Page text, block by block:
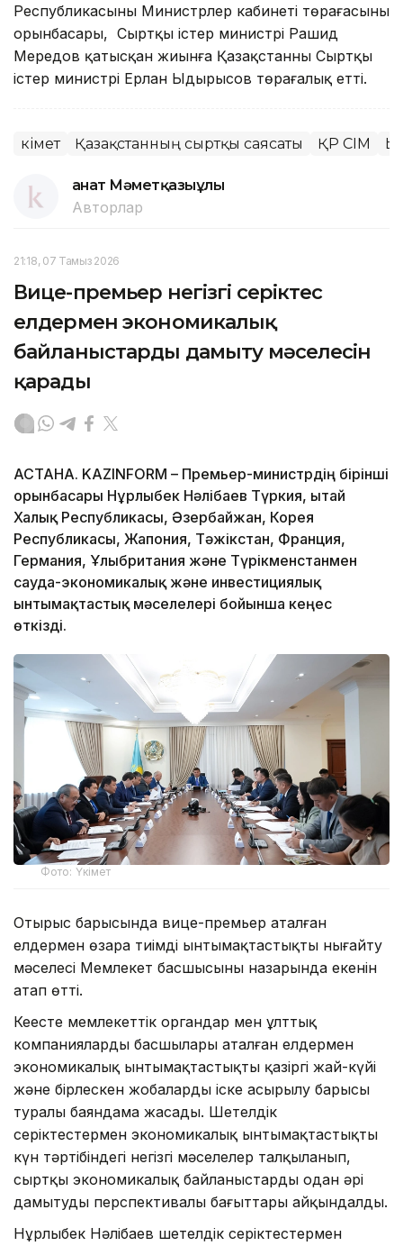
Республикасының Министрлер кабинеті төрағасының
орынбасары, Сыртқы істер министрі Рашид
Мередов қатысқан жиынға Қазақстанның Сыртқы
істер министрі Ерлан Ыдырысов төрағалық етті.
Үкімет Қазақстанның сыртқы саясаты ҚР СІМ
Қанат Мәметқазыұлы
Авторлар
21:18, 07 Тамыз 2026
Вице-премьер негізгі серіктес
елдермен экономикалық
байланыстарды дамыту мәселесін
қарады
АСТАНА. KAZINFORM – Премьер-министрдің бірінші
орынбасары Нұрлыбек Нәлібаев Түркия, Қытай
Халық Республикасы, Әзербайжан, Корея
Республикасы, Жапония, Тәжікстан, Франция,
Германия, Ұлыбритания және Түрікменстанмен
сауда-экономикалық және инвестициялық
ынтымақтастық мәселелері бойынша кеңес
өткізді.
Фото: Үкімет
Отырыс барысында вице-премьер аталған
елдермен өзара тиімді ынтымақтастықты нығайту
мәселесі Мемлекет басшысының назарында екенін
атап өтті.
Кеңесте мемлекеттік органдар мен ұлттық
компаниялардың басшылары аталған елдермен
экономикалық ынтымақтастықтың қазіргі жай-күйі
және бірлескен жобалардың іске асырылу барысы
туралы баяндама жасады. Шетелдік
серіктестермен экономикалық ынтымақтастықтың
күн тәртібіндегі негізгі мәселелер талқыланып,
сыртқы экономикалық байланыстарды одан әрі
дамытудың перспективалы бағыттары айқындалды.
Нұрлыбек Нәлібаев шетелдік серіктестермен